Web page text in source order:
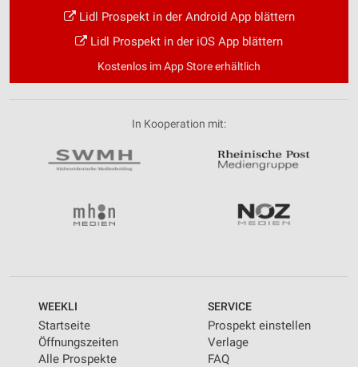
Lidl Prospekt in der Android App blättern
Lidl Prospekt in der iOS App blättern
Kostenlos im App Store erhältlich
In Kooperation mit:
WEEKLI
Startseite
Öffnungszeiten
Alle Prospekte
SERVICE
Prospekt einstellen
Verlage
FAQ